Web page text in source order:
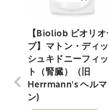
【Bioliob ビオリオ
ブ】マトン・ディッ
シュキドニーフィッ
ト（腎臓）（旧
Herrmann's ヘルマ
ン)